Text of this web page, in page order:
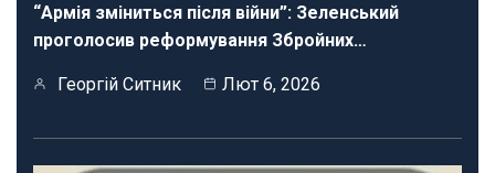
“Армія зміниться після війни”: Зеленський
проголосив реформування Збройних…
Георгій Ситник Лют 6, 2026